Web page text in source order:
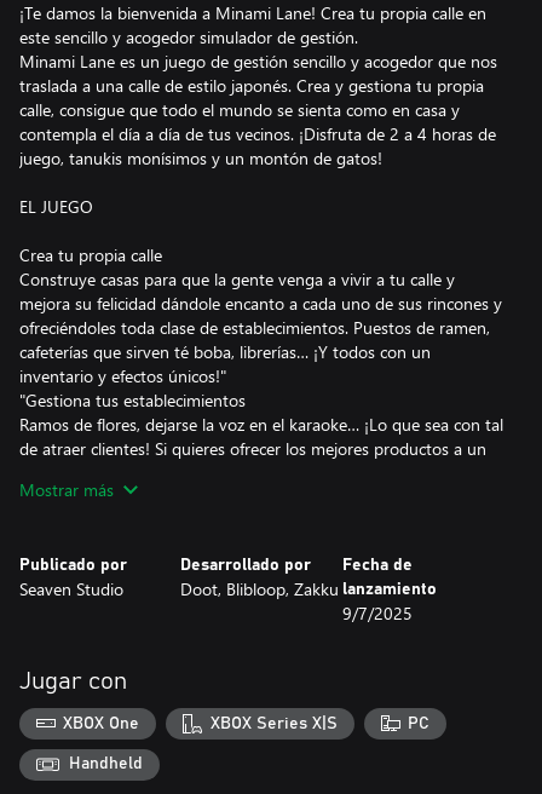
¡Te damos la bienvenida a Minami Lane! Crea tu propia calle en
este sencillo y acogedor simulador de gestión.
Minami Lane es un juego de gestión sencillo y acogedor que nos
traslada a una calle de estilo japonés. Crea y gestiona tu propia
calle, consigue que todo el mundo se sienta como en casa y
contempla el día a día de tus vecinos. ¡Disfruta de 2 a 4 horas de
juego, tanukis monísimos y un montón de gatos!
EL JUEGO
Crea tu propia calle
Construye casas para que la gente venga a vivir a tu calle y
mejora su felicidad dándole encanto a cada uno de sus rincones y
ofreciéndoles toda clase de establecimientos. Puestos de ramen,
cafeterías que sirven té boba, librerías… ¡Y todos con un
inventario y efectos únicos!"
"Gestiona tus establecimientos
Ramos de flores, dejarse la voz en el karaoke… ¡Lo que sea con tal
de atraer clientes! Si quieres ofrecer los mejores productos a un
perfección. Llévalos a lo más alto y consigue que el barrio
Contempla el día a día de tus vecinos
Cuando empiece el día, podrás ver lo que opinan tus vecinos
sobre la calle y cómo mejorarla. Quédate con sus gustos y
Consigue tus objetivos
Completa las misiones para acceder a niveles nuevos con más
edificios, vecinos y otras sorpresas.
CARACTERISTICAS
Mostrar más
Publicado por
Seaven Studio
Desarrollado por
Doot, Blibloop, Zakku
Fecha de
lanzamiento
9/7/2025
Jugar con
XBOX One XBOX Series X|S PC
Handheld